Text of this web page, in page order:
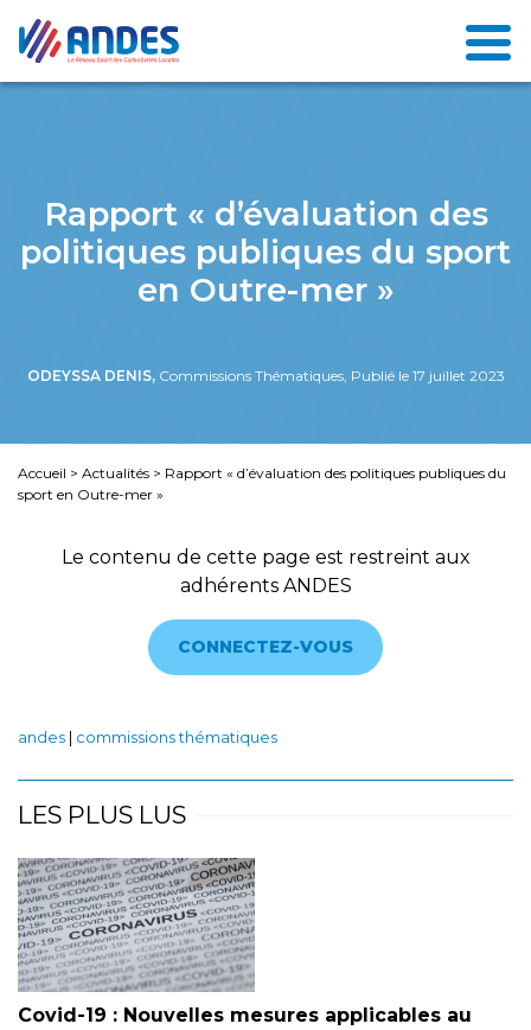
Rapport « d’évaluation des
politiques publiques du sport
en Outre-mer »
ODEYSSA DENIS, Commissions Thématiques, Publié le 17 juillet 2023
Accueil > Actualités > Rapport « d’évaluation des politiques publiques du
sport en Outre-mer »
Le contenu de cette page est restreint aux
adhérents ANDES
CONNECTEZ-VOUS
andes commissions thématiques
LES PLUS LUS
Covid-19 : Nouvelles mesures applicables au